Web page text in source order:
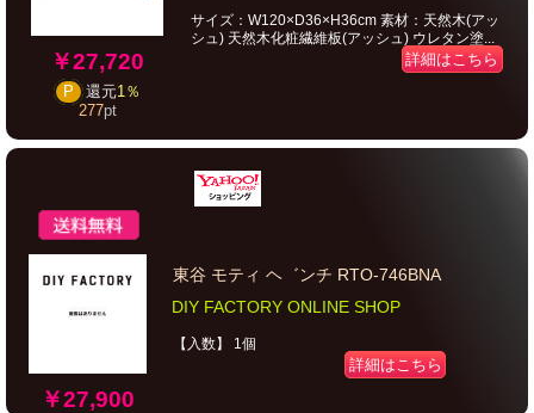
￥27,720
P 還元1％
277pt
サイズ：W120×D36×H36cm 素材：天然木(アッ
シュ) 天然木化粧繊維板(アッシュ) ウレタン塗...
詳細はこちら
￥27,900
東谷 モティ ヘ゛ンチ RTO-746BNA
DIY FACTORY ONLINE SHOP
【入数】 1個
詳細はこちら